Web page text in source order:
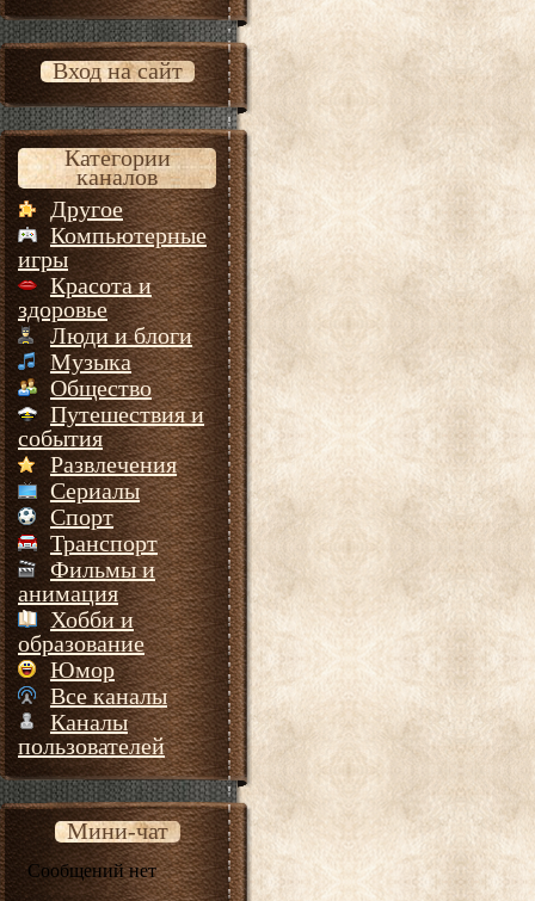
Вход на сайт
Категории
каналов
Другое
Компьютерные
игры
Красота и
здоровье
Люди и блоги
Музыка
Общество
Путешествия и
события
Развлечения
Сериалы
Спорт
Транспорт
Фильмы и
анимация
Хобби и
образование
Юмор
Все каналы
Каналы
пользователей
Мини-чат